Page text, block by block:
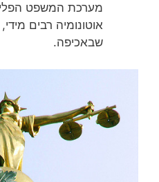
מערכת המשפט
אוטונומיה רבים
שבאכיפה.